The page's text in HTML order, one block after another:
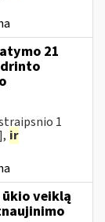
21
1
ir
veiklą